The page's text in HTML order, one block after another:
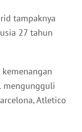
tampaknya
27 tahun
mengungguli
Atletico